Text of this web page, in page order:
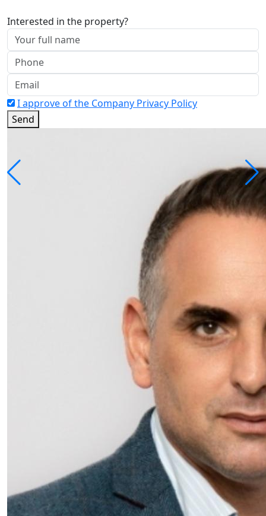
Interested in the property?
I approve of the Company Privacy Policy
Send